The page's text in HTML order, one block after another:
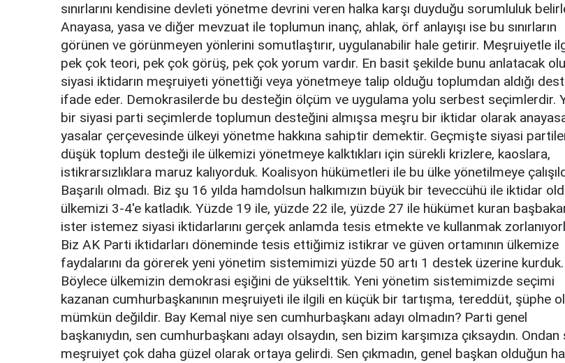
sınırlarını kendisine devleti yönetme devrini veren halka karşı duyduğu sorumluluk
Anayasa, yasa ve diğer mevzuat ile toplumun inanç, ahlak, örf anlayışı ise bu sınırların
görünen ve görünmeyen yönlerini somutlaştırır, uygulanabilir hale getirir. Meşruiyetle
pek çok teori, pek çok görüş, pek çok yorum vardır. En basit şekilde bunu anlatacak
siyasi iktidarın meşruiyeti yönettiği veya yönetmeye talip olduğu toplumdan aldığı
ifade eder. Demokrasilerde bu desteğin ölçüm ve uygulama yolu serbest seçimlerdir.
bir siyasi parti seçimlerde toplumun desteğini almışsa meşru bir iktidar olarak
yasalar çerçevesinde ülkeyi yönetme hakkına sahiptir demektir. Geçmişte siyasi
düşük toplum desteği ile ülkemizi yönetmeye kalktıkları için sürekli krizlere, kaoslara,
istikrarsızlıklara maruz kalıyorduk. Koalisyon hükümetleri ile bu ülke yönetilmeye
Başarılı olmadı. Biz şu 16 yılda hamdolsun halkımızın büyük bir teveccühü ile iktidar
ülkemizi 3-4'e katladık. Yüzde 19 ile, yüzde 22 ile, yüzde 27 ile hükümet kuran
ister istemez siyasi iktidarlarını gerçek anlamda tesis etmekte ve kullanmak
Biz AK Parti iktidarları döneminde tesis ettiğimiz istikrar ve güven ortamının ülkemize
faydalarını da görerek yeni yönetim sistemimizi yüzde 50 artı 1 destek üzerine kurduk.
Böylece ülkemizin demokrasi eşiğini de yükselttik. Yeni yönetim sistemimizde seçimi
kazanan cumhurbaşkanının meşruiyeti ile ilgili en küçük bir tartışma, tereddüt, şüphe
mümkün değildir. Bay Kemal niye sen cumhurbaşkanı adayı olmadın? Parti genel
başkanıydın, sen cumhurbaşkanı adayı olsaydın, sen bizim karşımıza çıksaydın.
meşruiyet çok daha güzel olarak ortaya gelirdi. Sen çıkmadın, genel başkan olduğun